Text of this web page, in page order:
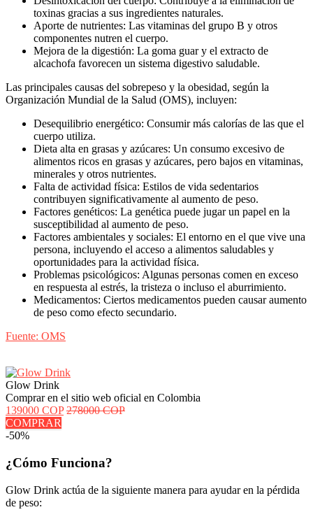
toxinas gracias a sus ingredientes naturales.
Aporte de nutrientes: Las vitaminas del grupo B y otros
componentes nutren el cuerpo.
Mejora de la digestión: La goma guar y el extracto de
alcachofa favorecen un sistema digestivo saludable.
Las principales causas del sobrepeso y la obesidad, según la
Organización Mundial de la Salud (OMS), incluyen:
Desequilibrio energético: Consumir más calorías de las que el
cuerpo utiliza.
Dieta alta en grasas y azúcares: Un consumo excesivo de
alimentos ricos en grasas y azúcares, pero bajos en vitaminas,
minerales y otros nutrientes.
Falta de actividad física: Estilos de vida sedentarios
contribuyen significativamente al aumento de peso.
Factores genéticos: La genética puede jugar un papel en la
susceptibilidad al aumento de peso.
Factores ambientales y sociales: El entorno en el que vive una
persona, incluyendo el acceso a alimentos saludables y
oportunidades para la actividad física.
Problemas psicológicos: Algunas personas comen en exceso
en respuesta al estrés, la tristeza o incluso el aburrimiento.
Medicamentos: Ciertos medicamentos pueden causar aumento
de peso como efecto secundario.
Fuente: OMS
Glow Drink
Comprar en el sitio web oficial en Colombia
139000 COP 278000 COP
COMPRAR
-50%
¿Cómo Funciona?
Glow Drink actúa de la siguiente manera para ayudar en la pérdida
de peso: